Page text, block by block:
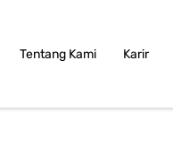
Tentang Kami Karir